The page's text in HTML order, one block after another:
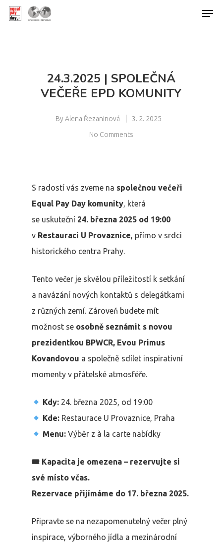
24.3.2025 | SPOLEČNÁ
VEČEŘE EPD KOMUNITY
By Alena Řezaninová
3. 2. 2025
No Comments
S radostí vás zveme na společnou večeři
Equal Pay Day komunity, která
se uskuteční 24. března 2025 od 19:00
v Restauraci U Provaznice, přímo v srdci
historického centra Prahy.
Tento večer je skvělou příležitostí k setkání
a navázání nových kontaktů s delegátkami
z různých zemí. Zároveň budete mít
možnost se osobně seznámit s novou
prezidentkou BPWCR, Evou Primus
Kovandovou a společně sdílet inspirativní
momenty v přátelské atmosféře.
Kdy: 24. března 2025, od 19:00
Kde: Restaurace U Provaznice, Praha
Menu: Výběr z à la carte nabídky
🎟 Kapacita je omezena – rezervujte si
své místo včas.
Rezervace přijímáme do 17. března 2025.
Připravte se na nezapomenutelný večer plný
inspirace, výborného jídla a mezinárodní